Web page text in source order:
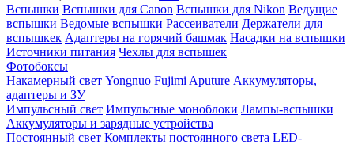
Вспышки Вспышки для Canon Вспышки для Nikon Ведущие
вспышки Ведомые вспышки Рассеиватели Держатели для
вспышкек Адаптеры на горячий башмак Насадки на вспышки
Источники питания Чехлы для вспышек
Фотобоксы
Накамерный свет Yongnuo Fujimi Aputure Аккумуляторы,
адаптеры и ЗУ
Импульсный свет Импульсные моноблоки Лампы-вспышки
Аккумуляторы и зарядные устройства
Постоянный свет Комплекты постоянного света LED-